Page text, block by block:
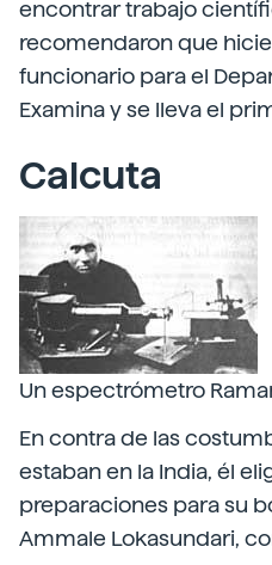
encontrar trabajo
recomendaron que
funcionario para el
Examina y se lleva el
Calcuta
Un espectrómetro
En contra de las
estaban en la India, él
preparaciones para su
Ammale Lokasundari,